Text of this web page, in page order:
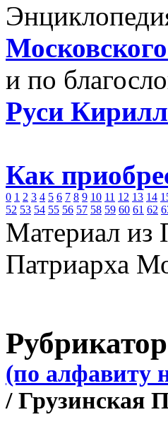
и по
Руси
Как
0 1 2 3 4 5 6 7 8 9 10 11 12 13 14
52 53 54 55 56 57 58 59 60 61 62
Материал из
Патриарха
(по алфавиту
/ Грузинская